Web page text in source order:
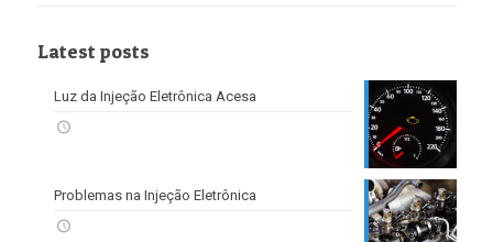
Latest posts
Luz da Injeção Eletrônica Acesa
Problemas na Injeção Eletrônica